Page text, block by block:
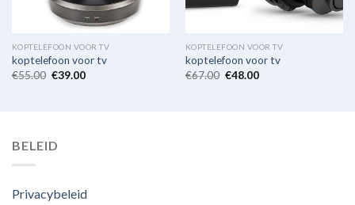
KOPTELEFOON VOOR TV
koptelefoon voor tv
€55.00 €39.00
KOPTELEFOON VOOR TV
koptelefoon voor tv
€67.00 €48.00
BELEID
Privacybeleid